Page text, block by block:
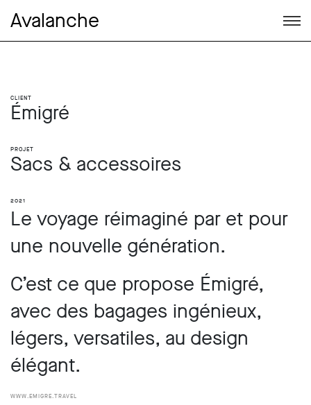
Avalanche
Client
Émigré
Projet
Sacs & accessoires
2021
Le voyage réimaginé par et pour
une nouvelle génération.
C’est ce que propose Émigré,
avec des bagages ingénieux,
légers, versatiles, au design
élégant.
www.emigre.travel